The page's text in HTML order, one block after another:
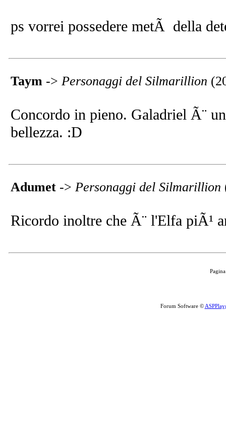
ps vorrei possedere metÃ della
Taym -> Personaggi del Silmarillion
Concordo in pieno. Galadriel Ã¨
bellezza. :D
Adumet -> Personaggi del Silmarillion
Ricordo inoltre che Ã¨ l'Elfa piÃ¹
Forum Software ©